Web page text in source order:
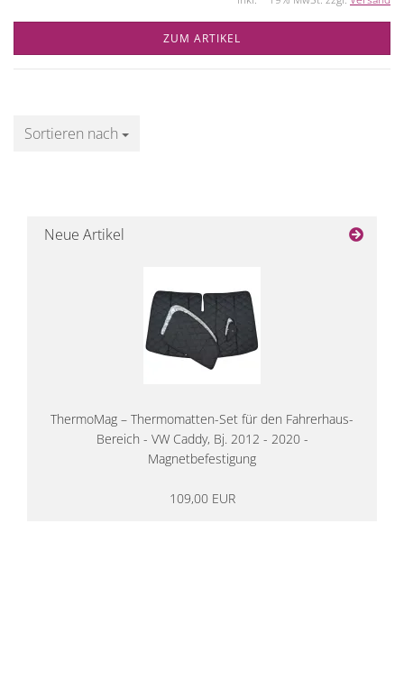
ZUM ARTIKEL
Sortieren nach
Sortieren nach
Neue Artikel
ThermoMag – Thermomatten-Set für den Fahrerhaus-
Bereich - VW Caddy, Bj. 2012 - 2020 -
Magnetbefestigung
109,00 EUR